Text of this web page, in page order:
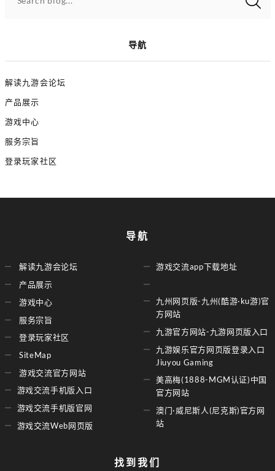
导航
解读九游会论坛
产品展示
游戏中心
服务宗旨
登录玩家社区
导航
解读九游会论坛
产品展示
游戏中心
服务宗旨
登录玩家社区
SiteMap
游戏交流官方网站
游戏交流手机版入口
游戏交流手机版官网
游戏交流Web网页版
游戏交流app下载地址
九州网页版-九州(酷游·ku游)官
方网站
九游官方网站-九游网页版入口
九游娱乐官方网页版登录入口
Jiuyou Gaming
美高梅(1888-MGM认证)中国
官方网站
澳门·威尼斯人(尼克斯)官方网
站
找到我们